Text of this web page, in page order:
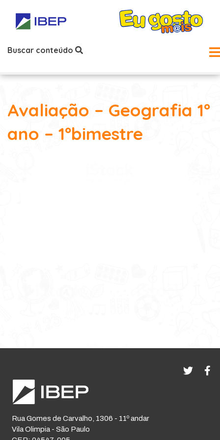
Buscar conteúdo
Avaliação – Geografia 1º
ano – 1ºbimestre
Rua Gomes de Carvalho, 1306 - 11º andar
Vila Olimpia - São Paulo